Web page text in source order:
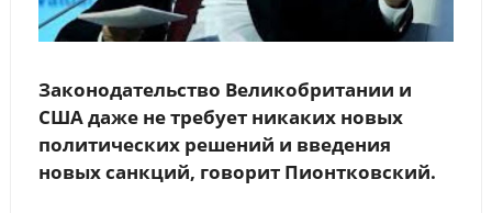
Законодательство Великобритании и
США даже не требует никаких новых
политических решений и введения
новых санкций, говорит Пионтковский.